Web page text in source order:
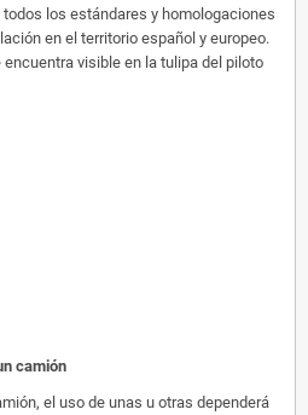
los estándares y homologaciones
en el territorio español y europeo.
visible en la tulipa del piloto
camión
el uso de unas u otras dependerá